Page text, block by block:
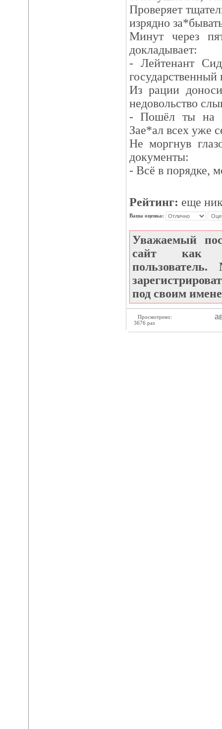
Проверяет
изрядно
Минут через
докладывает:
- Лейтенант
Из рации
недовольство
- Пошёл ты на
Зае*ал всех уже
Не моргнув
документы:
- Всё в порядке,
Рейтинг: еще
Ваша оценка:
Уважаемый
сайт как
под своим
Просмотрено:
3676 раз